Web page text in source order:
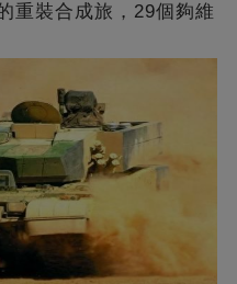
重裝合成旅，29個夠維